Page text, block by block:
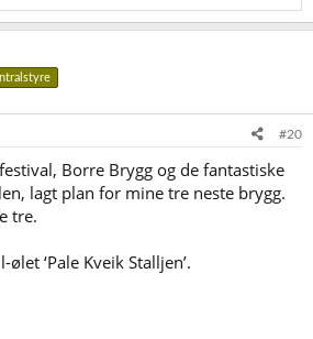
#20
Borre Brygg og de fantastiske
lagt plan for mine tre neste brygg.
tre.
‘Pale Kveik Stalljen’.